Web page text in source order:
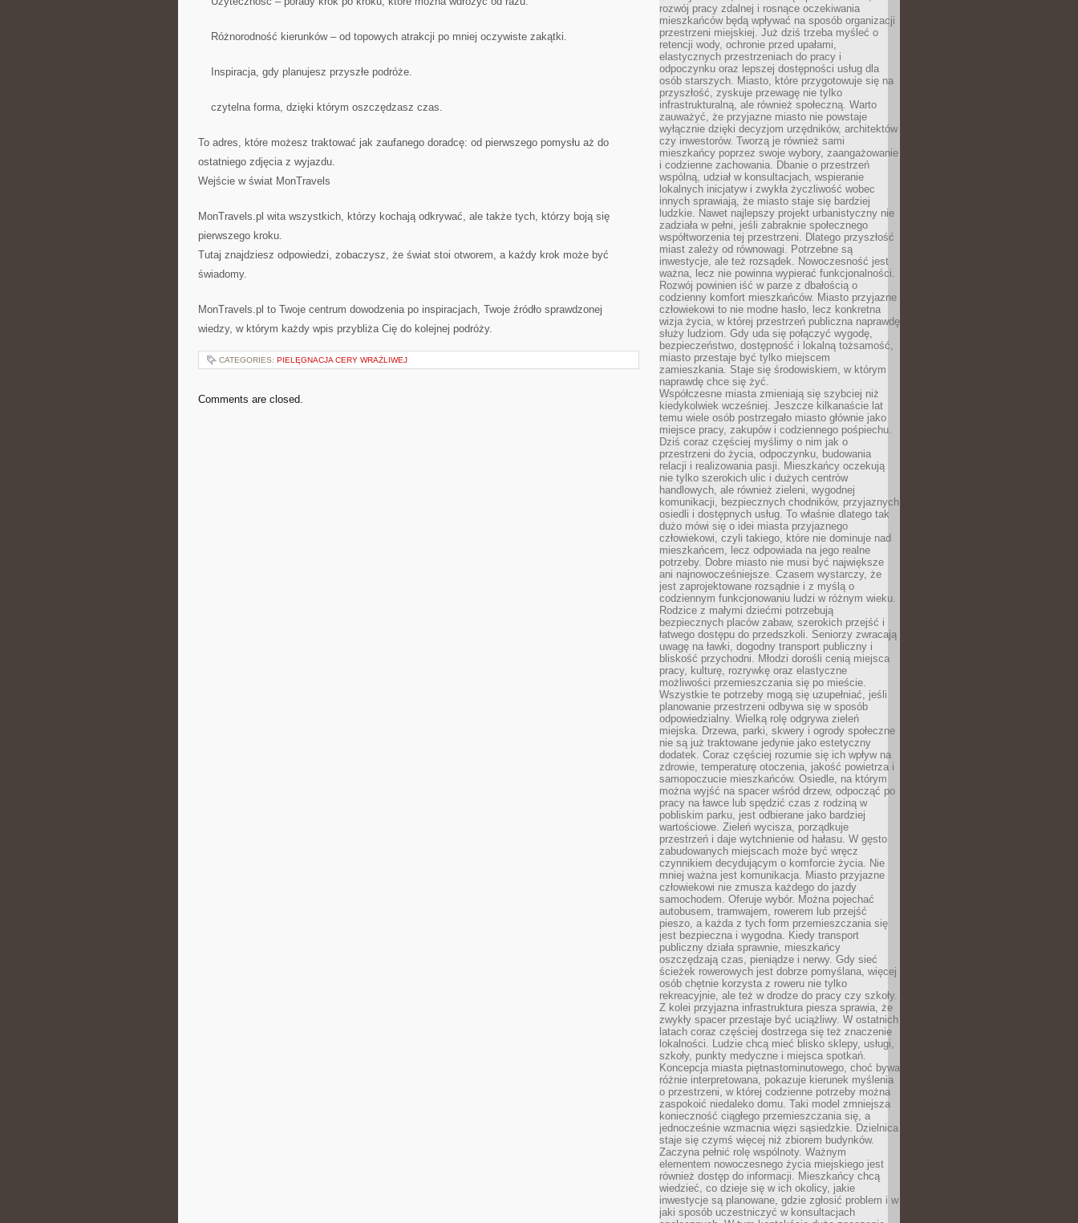
Różnorodność kierunków – od topowych atrakcji po mniej oczywiste zakątki.
Inspiracja, gdy planujesz przyszłe podróże.
czytelna forma, dzięki którym oszczędzasz czas.
To adres, które możesz traktować jak zaufanego doradcę: od pierwszego pomysłu aż do
ostatniego zdjęcia z wyjazdu.
Wejście w świat MonTravels
MonTravels.pl wita wszystkich, którzy kochają odkrywać, ale także tych, którzy boją się
pierwszego kroku.
Tutaj znajdziesz odpowiedzi, zobaczysz, że świat stoi otworem, a każdy krok może być
świadomy.
MonTravels.pl to Twoje centrum dowodzenia po inspiracjach, Twoje źródło sprawdzonej
wiedzy, w którym każdy wpis przybliża Cię do kolejnej podróży.
CATEGORIES: PIELĘGNACJA CERY WRAŻLIWEJ
Comments are closed.
rozwój pracy zdalnej i rosnące oczekiwania
mieszkańców będą wpływać na sposób organizacji
przestrzeni miejskiej. Już dziś trzeba myśleć o
retencji wody, ochronie przed upałami,
elastycznych przestrzeniach do pracy i
odpoczynku oraz lepszej dostępności usług dla
osób starszych. Miasto, które przygotowuje się na
przyszłość, zyskuje przewagę nie tylko
infrastrukturalną, ale również społeczną. Warto
zauważyć, że przyjazne miasto nie powstaje
wyłącznie dzięki decyzjom urzędników, architektów
czy inwestorów. Tworzą je również sami
mieszkańcy poprzez swoje wybory, zaangażowanie
i codzienne zachowania. Dbanie o przestrzeń
wspólną, udział w konsultacjach, wspieranie
lokalnych inicjatyw i zwykła życzliwość wobec
innych sprawiają, że miasto staje się bardziej
ludzkie. Nawet najlepszy projekt urbanistyczny nie
zadziała w pełni, jeśli zabraknie społecznego
współtworzenia tej przestrzeni. Dlatego przyszłość
miast zależy od równowagi. Potrzebne są
inwestycje, ale też rozsądek. Nowoczesność jest
ważna, lecz nie powinna wypierać funkcjonalności.
Rozwój powinien iść w parze z dbałością o
codzienny komfort mieszkańców. Miasto przyjazne
człowiekowi to nie modne hasło, lecz konkretna
wizja życia, w której przestrzeń publiczna naprawdę
służy ludziom. Gdy uda się połączyć wygodę,
bezpieczeństwo, dostępność i lokalną tożsamość,
miasto przestaje być tylko miejscem
zamieszkania. Staje się środowiskiem, w którym
naprawdę chce się żyć.
Współczesne miasta zmieniają się szybciej niż
kiedykolwiek wcześniej. Jeszcze kilkanaście lat
temu wiele osób postrzegało miasto głównie jako
miejsce pracy, zakupów i codziennego pośpiechu.
Dziś coraz częściej myślimy o nim jak o
przestrzeni do życia, odpoczynku, budowania
relacji i realizowania pasji. Mieszkańcy oczekują
nie tylko szerokich ulic i dużych centrów
handlowych, ale również zieleni, wygodnej
komunikacji, bezpiecznych chodników, przyjaznych
osiedli i dostępnych usług. To właśnie dlatego tak
dużo mówi się o idei miasta przyjaznego
człowiekowi, czyli takiego, które nie dominuje nad
mieszkańcem, lecz odpowiada na jego realne
potrzeby. Dobre miasto nie musi być największe
ani najnowocześniejsze. Czasem wystarczy, że
jest zaprojektowane rozsądnie i z myślą o
codziennym funkcjonowaniu ludzi w różnym wieku.
Rodzice z małymi dziećmi potrzebują
bezpiecznych placów zabaw, szerokich przejść i
łatwego dostępu do przedszkoli. Seniorzy zwracają
uwagę na ławki, dogodny transport publiczny i
bliskość przychodni. Młodzi dorośli cenią miejsca
pracy, kulturę, rozrywkę oraz elastyczne
możliwości przemieszczania się po mieście.
Wszystkie te potrzeby mogą się uzupełniać, jeśli
planowanie przestrzeni odbywa się w sposób
odpowiedzialny. Wielką rolę odgrywa zieleń
miejska. Drzewa, parki, skwery i ogrody społeczne
nie są już traktowane jedynie jako estetyczny
dodatek. Coraz częściej rozumie się ich wpływ na
zdrowie, temperaturę otoczenia, jakość powietrza i
samopoczucie mieszkańców. Osiedle, na którym
można wyjść na spacer wśród drzew, odpocząć po
pracy na ławce lub spędzić czas z rodziną w
pobliskim parku, jest odbierane jako bardziej
wartościowe. Zieleń wycisza, porządkuje
przestrzeń i daje wytchnienie od hałasu. W gęsto
zabudowanych miejscach może być wręcz
czynnikiem decydującym o komforcie życia. Nie
mniej ważna jest komunikacja. Miasto przyjazne
człowiekowi nie zmusza każdego do jazdy
samochodem. Oferuje wybór. Można pojechać
autobusem, tramwajem, rowerem lub przejść
pieszo, a każda z tych form przemieszczania się
jest bezpieczna i wygodna. Kiedy transport
publiczny działa sprawnie, mieszkańcy
oszczędzają czas, pieniądze i nerwy. Gdy sieć
ścieżek rowerowych jest dobrze pomyślana, więcej
osób chętnie korzysta z roweru nie tylko
rekreacyjnie, ale też w drodze do pracy czy szkoły.
Z kolei przyjazna infrastruktura piesza sprawia, że
zwykły spacer przestaje być uciążliwy. W ostatnich
latach coraz częściej dostrzega się też znaczenie
lokalności. Ludzie chcą mieć blisko sklepy, usługi,
szkoły, punkty medyczne i miejsca spotkań.
Koncepcja miasta piętnastominutowego, choć bywa
różnie interpretowana, pokazuje kierunek myślenia
o przestrzeni, w której codzienne potrzeby można
zaspokoić niedaleko domu. Taki model zmniejsza
konieczność ciągłego przemieszczania się, a
jednocześnie wzmacnia więzi sąsiedzkie. Dzielnica
staje się czymś więcej niż zbiorem budynków.
Zaczyna pełnić rolę wspólnoty. Ważnym
elementem nowoczesnego życia miejskiego jest
również dostęp do informacji. Mieszkańcy chcą
wiedzieć, co dzieje się w ich okolicy, jakie
inwestycje są planowane, gdzie zgłosić problem i w
jaki sposób uczestniczyć w konsultacjach